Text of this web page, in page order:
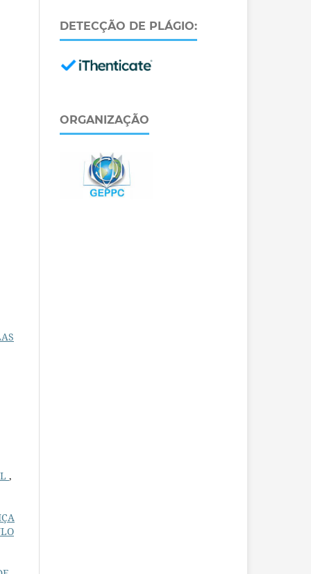
,
DETECÇÃO DE PLÁGIO:
ORGANIZAÇÃO